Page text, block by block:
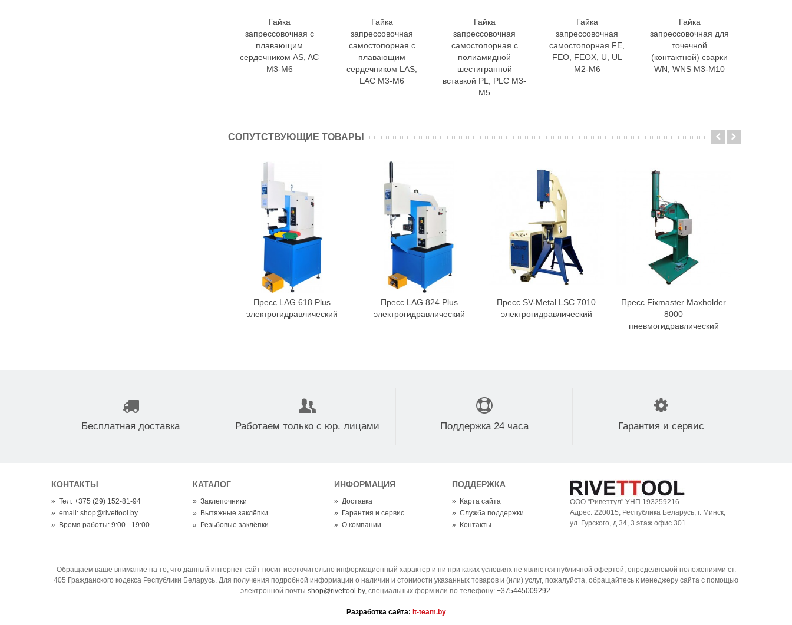
В корзину
Гайка
запрессовочная с
плавающим
сердечником AS, AC
M3-M6
В корзину
Гайка
запрессовочная
самостопорная с
плавающим
сердечником LAS,
LAC M3-M6
В корзину
Гайка
запрессовочная
самостопорная с
полиамидной
шестигранной
вставкой PL, PLC M3-
M5
В корзину
Гайка
запрессовочная
самостопорная FE,
FEO, FEOX, U, UL
M2-M6
В корзину
Гайка
запрессовочная для
точечной
(контактной) сварки
WN, WNS M3-M10
СОПУТСТВУЮЩИЕ ТОВАРЫ
Пресс LAG 618 Plus
электрогидравлический
Пресс LAG 824 Plus
электрогидравлический
Пресс SV-Metal LSC 7010
электрогидравлический
Пресс Fixmaster Maxholder
8000
пневмогидравлический
Бесплатная доставка Работаем только с юр. лицами Поддержка 24 часа Гарантия и сервис
КОНТАКТЫ
» Тел: +375 (29) 152-81-94
» email: shop@rivettool.by
» Время работы: 9:00 - 19:00
КАТАЛОГ
» Заклепочники
» Вытяжные заклёпки
» Резьбовые заклёпки
ИНФОРМАЦИЯ
» Доставка
» Гарантия и сервис
» О компании
ПОДДЕРЖКА
» Карта сайта
» Служба поддержки
» Контакты
ООО "Риветтул" УНП 193259216
Адрес: 220015, Республика Беларусь, г. Минск,
ул. Гурского, д.34, 3 этаж офис 301
Обращаем ваше внимание на то, что данный интернет-сайт носит исключительно информационный характер и ни при каких условиях не является публичной офертой, определяемой положениями ст.
405 Гражданского кодекса Республики Беларусь. Для получения подробной информации о наличии и стоимости указанных товаров и (или) услуг, пожалуйста, обращайтесь к менеджеру сайта с помощью
электронной почты shop@rivettool.by, специальных форм или по телефону: +375445009292
Разработка сайта: it-team.by